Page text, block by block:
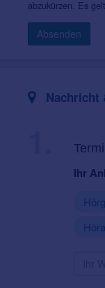
abzukürzen. Es
Absenden
Nachricht
Ihr